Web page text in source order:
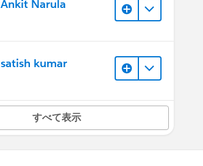
Ankit Narula
satish kumar
すべて表示